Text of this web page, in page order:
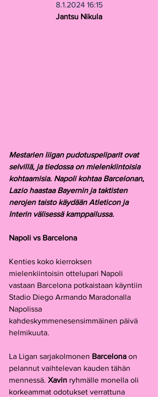
8.1.2024 16:15
Jantsu Nikula
Mestarien liigan pudotuspeliparit ovat
selvillä, ja tiedossa on mielenkiintoisia
kohtaamisia. Napoli kohtaa Barcelonan,
Lazio haastaa Bayernin ja taktisten
nerojen taisto käydään Atleticon ja
Interin välisessä kamppailussa.
Napoli vs Barcelona
Kenties koko kierroksen
mielenkiintoisin ottelupari Napoli
vastaan Barcelona potkaistaan käyntiin
Stadio Diego Armando Maradonalla
Napolissa
kahdeskymmenesensimmäinen päivä
helmikuuta.
La Ligan sarjakolmonen Barcelona on
pelannut vaihtelevan kauden tähän
mennessä. Xavin ryhmälle monella oli
korkeammat odotukset verrattuna